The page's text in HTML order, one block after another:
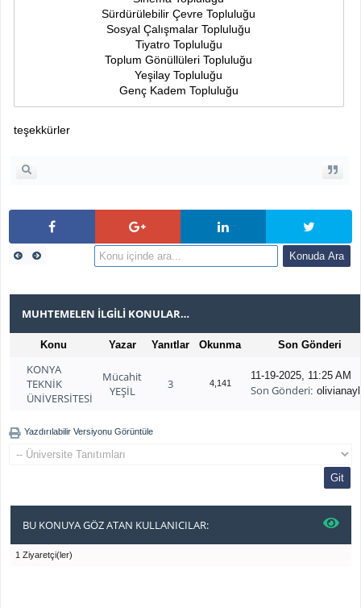
Sürdürülebilir Çevre Topluluğu
Sosyal Çalışmalar Topluluğu
Tiyatro Topluluğu
Toplum Gönüllüleri Topluluğu
Yeşilay Topluluğu
Genç Kadem Topluluğu
teşekkürler
MUHTEMELEN İLGILI KONULAR…
Konu Yazar Yanıtlar Okunma Son Gönderi
KONYA
TEKNİK
ÜNİVERSİTESİ
Mücahit
YEŞİL
3 4,141
11-19-2025, 11:25 AM
Son Gönderi:
Yazdırılabilir Versiyonu Görüntüle
BU KONUYA GÖZ ATAN KULLANICILAR:
1 Ziyaretçi(ler)